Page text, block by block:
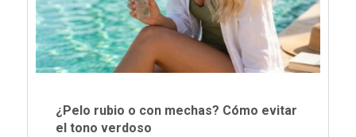
¿Pelo rubio o con mechas? Cómo evitar
el tono verdoso